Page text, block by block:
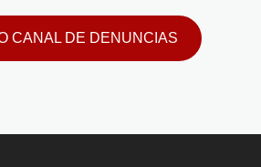
CANAL DE DENUNCIAS